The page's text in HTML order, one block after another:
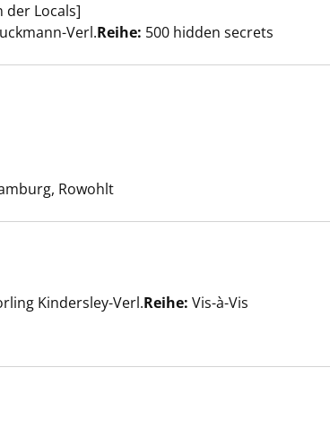
der Locals]
Verl.Reihe: 500 hidden secrets
Rowohlt
Kindersley-Verl.Reihe: Vis-à-Vis